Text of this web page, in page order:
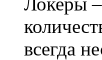
всегда